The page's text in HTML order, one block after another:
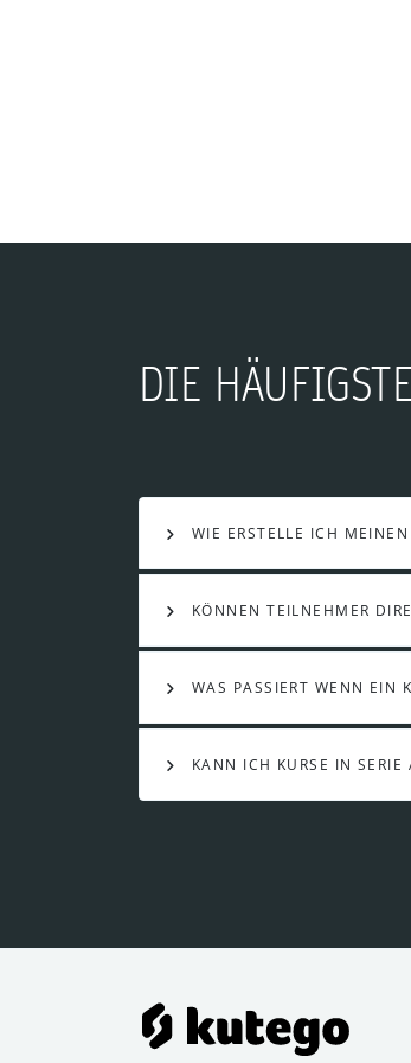
DIE
WIE ERSTELLE ICH MEINEN
KÖNNEN TEILNEHMER
WAS PASSIERT WENN EIN
KANN ICH KURSE IN SERIE